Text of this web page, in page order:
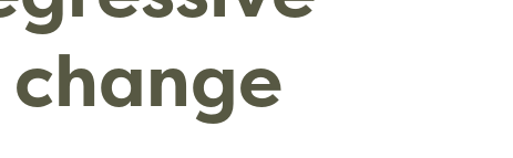
change